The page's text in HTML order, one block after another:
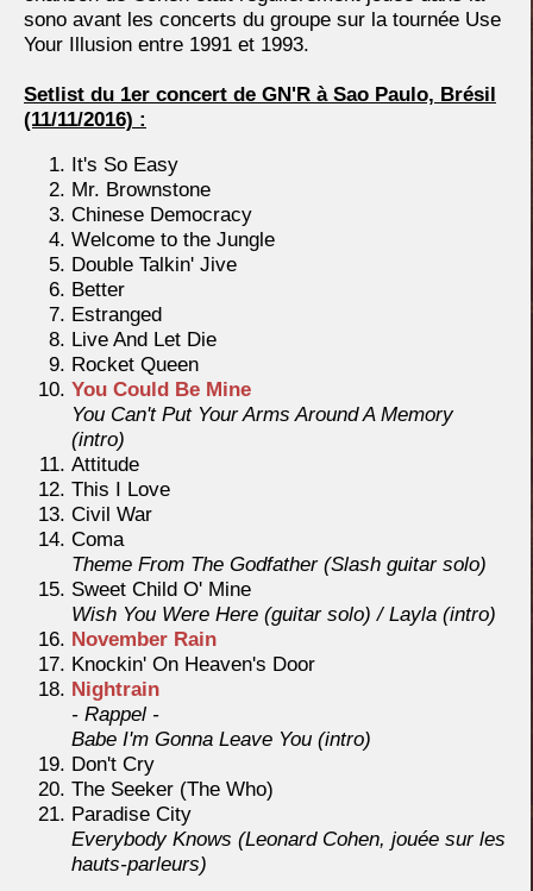
sono avant les concerts du groupe sur la tournée Use
Your Illusion entre 1991 et 1993.
Setlist du 1er concert de GN'R à Sao Paulo, Brésil
(11/11/2016) :
It's So Easy
Mr. Brownstone
Chinese Democracy
Welcome to the Jungle
Double Talkin' Jive
Better
Estranged
Live And Let Die
Rocket Queen
You Could Be Mine
You Can't Put Your Arms Around A Memory
(intro)
Attitude
This I Love
Civil War
Coma
Theme From The Godfather (Slash guitar solo)
Sweet Child O' Mine
Wish You Were Here (guitar solo) / Layla (intro)
November Rain
Knockin' On Heaven's Door
Nightrain
- Rappel -
Babe I'm Gonna Leave You (intro)
Don't Cry
The Seeker (The Who)
Paradise City
Everybody Knows (Leonard Cohen, jouée sur les
hauts-parleurs)